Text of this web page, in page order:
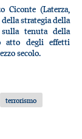
Ciconte (Laterza,
strategia della
tenuta della
atto degli effetti
secolo.
terrorismo